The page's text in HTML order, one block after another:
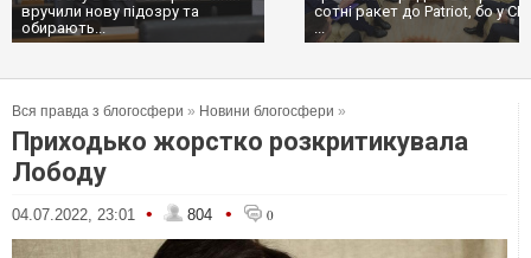
вручили нову підозру та
обирають...
сотні ракет до Patriot, бо у
...
Вся правда з блогосфери » Новини блогосфери »
Приходько жорстко розкритикувала
Лободу
04.07.2022, 23:01 • 804 • 0